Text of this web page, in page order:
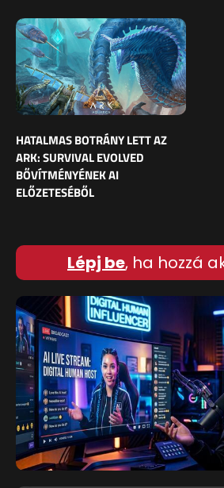
HATALMAS BOTRÁNY LETT AZ
ARK: SURVIVAL EVOLVED
BŐVÍTMÉNYÉNEK AI
ELŐZETESÉBŐL
Lépj be, ha hozzá